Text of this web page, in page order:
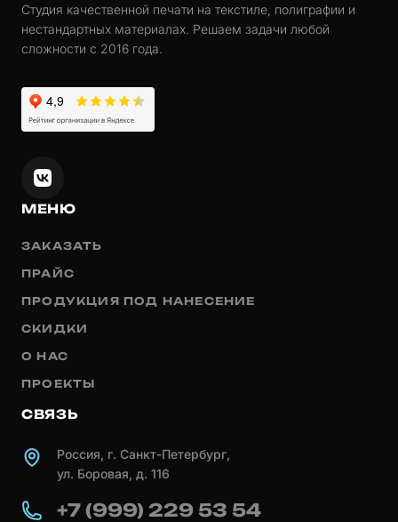
Студия качественной печати на текстиле, полиграфии и
нестандартных материалах. Решаем задачи любой
сложности с 2016 года.
МЕНЮ
ЗАКАЗАТЬ
ПРАЙС
ПРОДУКЦИЯ ПОД НАНЕСЕНИЕ
СКИДКИ
О НАС
ПРОЕКТЫ
СВЯЗЬ
Россия, г. Санкт-Петербург,
ул. Боровая, д. 116
+7 (999) 229 53 54